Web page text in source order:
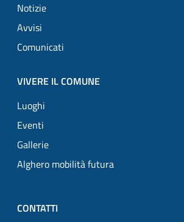
Notizie
Avvisi
Comunicati
VIVERE IL COMUNE
Luoghi
Eventi
Gallerie
Alghero mobilità futura
CONTATTI